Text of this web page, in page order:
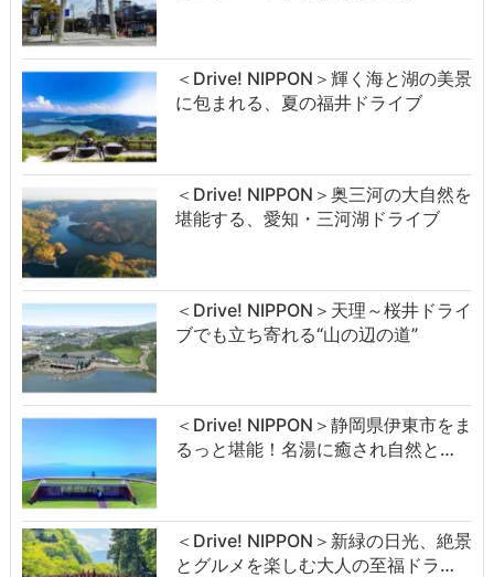
＜Drive! NIPPON＞輝く海と湖の美景
に包まれる、夏の福井ドライブ
＜Drive! NIPPON＞奥三河の大自然を
堪能する、愛知・三河湖ドライブ
＜Drive! NIPPON＞天理～桜井ドライ
ブでも立ち寄れる“山の辺の道”
＜Drive! NIPPON＞静岡県伊東市をま
るっと堪能！名湯に癒され自然と…
＜Drive! NIPPON＞新緑の日光、絶景
とグルメを楽しむ大人の至福ドラ…